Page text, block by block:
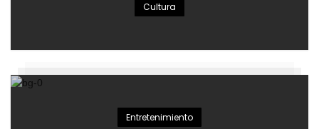
Cultura
Entretenimiento